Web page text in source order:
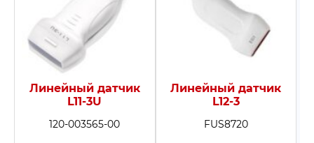
Линейный датчик
L11-3U
120-003565-00
Линейный датчик
L12-3
FUS8720